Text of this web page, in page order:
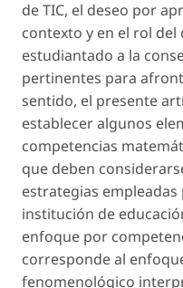
de TIC, el deseo por
contexto y en el rol
estudiantado a la
pertinentes para
sentido, el presente
establecer algunos
competencias
que deben
estrategias
institución de
enfoque por
corresponde al
fenomenológico